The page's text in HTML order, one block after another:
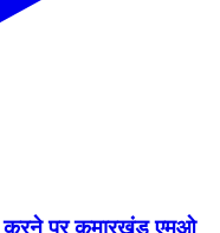
करने पर कुमारखंड एमओ